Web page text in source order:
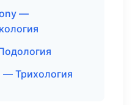
—
— Трихология